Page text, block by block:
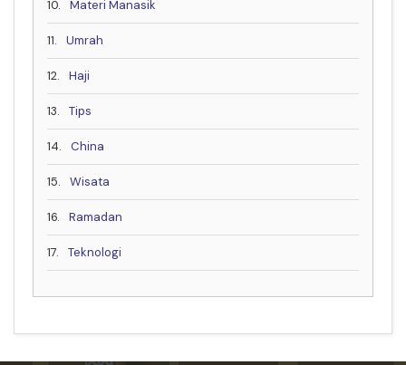
10. Materi Manasik
11. Umrah
12. Haji
13. Tips
14. China
15. Wisata
16. Ramadan
17. Teknologi